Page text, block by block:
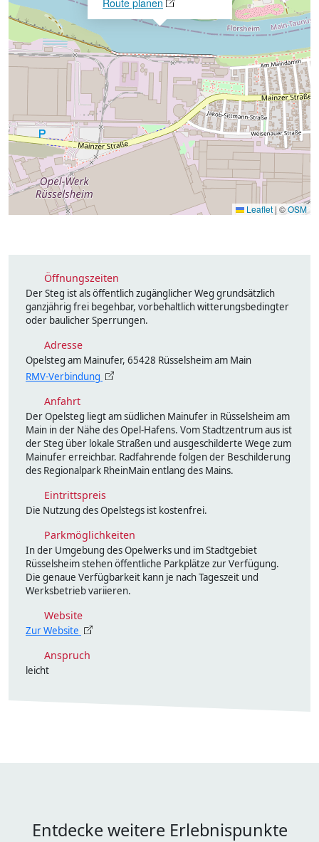
Route planen
Leaflet | ©OSM
Öffnungszeiten
Der Steg ist als öffentlich zugänglicher Weg grundsätzlich
ganzjährig frei begehbar, vorbehaltlich witterungsbedingter
oder baulicher Sperrungen.
Adresse
Opelsteg am Mainufer, 65428 Rüsselsheim am Main
RMV-Verbindung
Anfahrt
Der Opelsteg liegt am südlichen Mainufer in Rüsselsheim am
Main in der Nähe des Opel-Hafens. Vom Stadtzentrum aus ist
der Steg über lokale Straßen und ausgeschilderte Wege zum
Mainufer erreichbar. Radfahrende folgen der Beschilderung
des Regionalpark RheinMain entlang des Mains.
Eintrittspreis
Die Nutzung des Opelstegs ist kostenfrei.
Parkmöglichkeiten
In der Umgebung des Opelwerks und im Stadtgebiet
Rüsselsheim stehen öffentliche Parkplätze zur Verfügung.
Die genaue Verfügbarkeit kann je nach Tageszeit und
Werksbetrieb variieren.
Website
Zur Website
Anspruch
leicht
Entdecke weitere Erlebnispunkte